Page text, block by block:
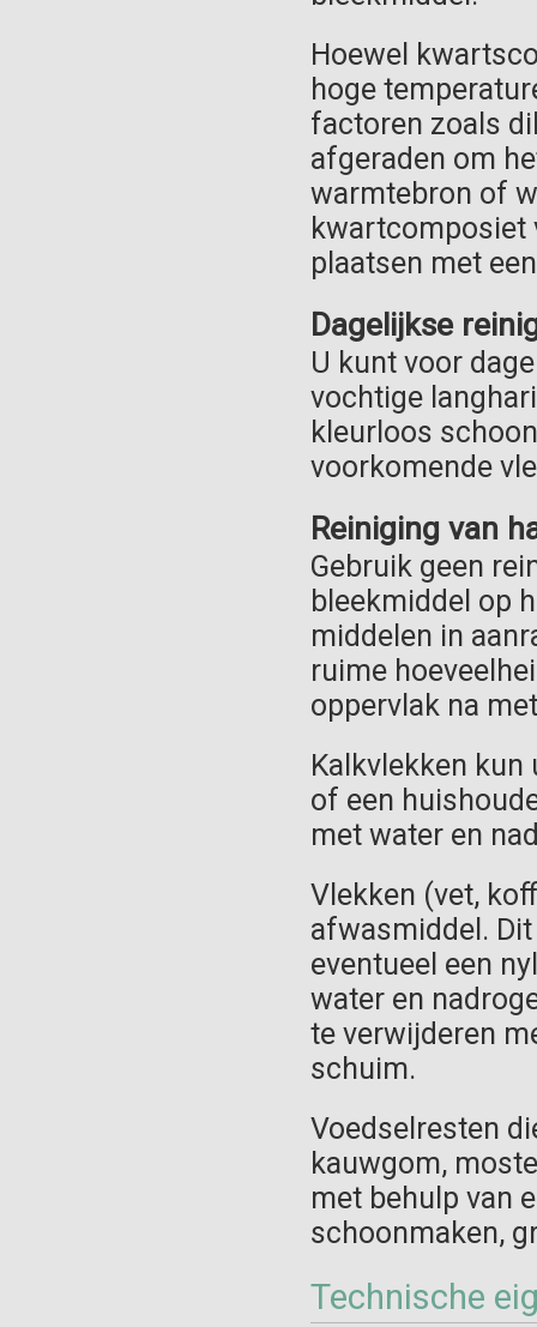
Hoewel
hoge
factoren zoals
afgeraden om
warmtebron of
kwartcomposiet
plaatsen met
Dagelijkse
U kunt voor
vochtige
kleurloos
voorkomende
Reiniging van
Gebruik geen
bleekmiddel op
middelen in
ruime
oppervlak na
Kalkvlekken
of een
met water en
Vlekken (vet,
afwasmiddel.
eventueel een
water en
te verwijderen
schuim.
Voedselresten
kauwgom,
met behulp van
schoonmaken,
Technische